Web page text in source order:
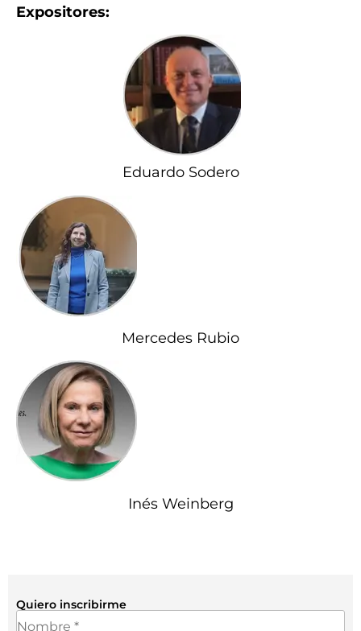
Expositores:
Eduardo Sodero
Mercedes Rubio
Inés Weinberg
Quiero inscribirme